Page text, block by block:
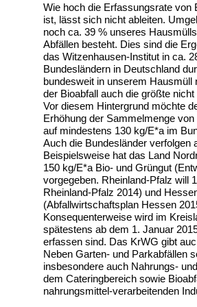
Wie hoch die Erfassungsrate von
ist, lässt sich nicht ableiten.
noch ca. 39 % unseres
Abfällen besteht. Dies sind die
das Witzenhausen-Institut in ca.
Bundesländern in Deutschland
bundesweit in unserem
der Bioabfall auch die größte
Vor diesem Hintergrund möchte
Erhöhung der Sammelmenge
auf mindestens 130 kg/E*a im
Auch die Bundesländer verfolgen
Beispielsweise hat das Land
150 kg/E*a Bio- und Grüngut
vorgegeben. Rheinland-Pfalz will
Rheinland-Pfalz 2014) und
(Abfallwirtschaftsplan Hessen
Konsequenterweise wird im
spätestens ab dem 1. Januar
erfassen sind. Das KrWG gibt
Neben Garten- und Parkabfällen
insbesondere auch Nahrungs-
dem Cateringbereich sowie
nahrungsmittel-verarbeitenden